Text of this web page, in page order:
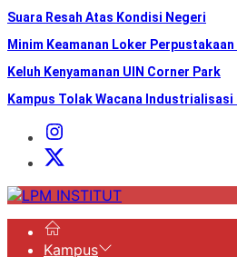
Suara Resah Atas Kondisi Negeri
Minim Keamanan Loker Perpustakaan
Keluh Kenyamanan UIN Corner Park
Kampus Tolak Wacana
Instagram
Institut
X
LPM
Kampus